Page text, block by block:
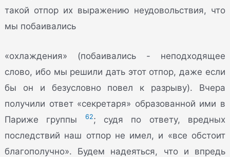
такой отпор их выражению неудовольствия, что
мы побаивались
«охлаждения» (побаивались - неподходящее
слово, ибо мы решили дать этот отпор, даже если
бы он и безусловно повел к разрыву). Вчера
получили ответ «секретаря» образованной ими в
Париже группы
62; судя по ответу, вредных
последствий наш отпор не имел, и «все обстоит
благополучно». Будем надеяться, что и впредь